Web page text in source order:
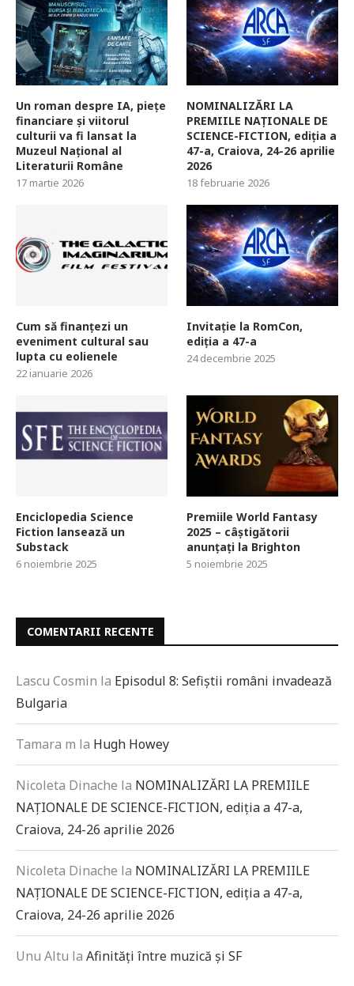
Un roman despre IA, piețe
financiare și viitorul
culturii va fi lansat la
Muzeul Național al
Literaturii Române
17 martie 2026
NOMINALIZĂRI LA
PREMIILE NAȚIONALE DE
SCIENCE-FICTION, ediția a
47-a, Craiova, 24-26 aprilie
2026
18 februarie 2026
Cum să finanțezi un
eveniment cultural sau
lupta cu eolienele
22 ianuarie 2026
Invitație la RomCon,
ediția a 47-a
24 decembrie 2025
Enciclopedia Science
Fiction lansează un
Substack
6 noiembrie 2025
Premiile World Fantasy
2025 – câștigătorii
anunțați la Brighton
5 noiembrie 2025
COMENTARII RECENTE
Lascu Cosmin la Episodul 8: Sefiștii români invadează
Bulgaria
Tamara m la Hugh Howey
Nicoleta Dinache la NOMINALIZĂRI LA PREMIILE
NAȚIONALE DE SCIENCE-FICTION, ediția a 47-a,
Craiova, 24-26 aprilie 2026
Nicoleta Dinache la NOMINALIZĂRI LA PREMIILE
NAȚIONALE DE SCIENCE-FICTION, ediția a 47-a,
Craiova, 24-26 aprilie 2026
Unu Altu la Afinități între muzică și SF